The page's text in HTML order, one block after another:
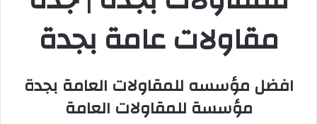
مقاولات عامة بجدة
افضل مؤسسه للمقاولات العامة بجدة
مؤسسة للمقاولات العامة